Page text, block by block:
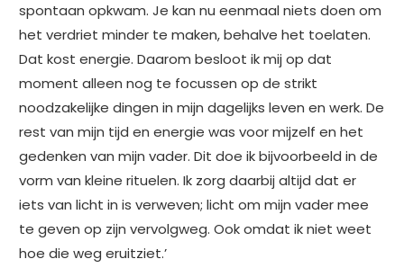
spontaan opkwam. Je kan nu eenmaal niets doen om
het verdriet minder te maken, behalve het toelaten.
Dat kost energie. Daarom besloot ik mij op dat
moment alleen nog te focussen op de strikt
noodzakelijke dingen in mijn dagelijks leven en werk. De
rest van mijn tijd en energie was voor mijzelf en het
gedenken van mijn vader. Dit doe ik bijvoorbeeld in de
vorm van kleine rituelen. Ik zorg daarbij altijd dat er
iets van licht in is verweven; licht om mijn vader mee
te geven op zijn vervolgweg. Ook omdat ik niet weet
hoe die weg eruitziet.’